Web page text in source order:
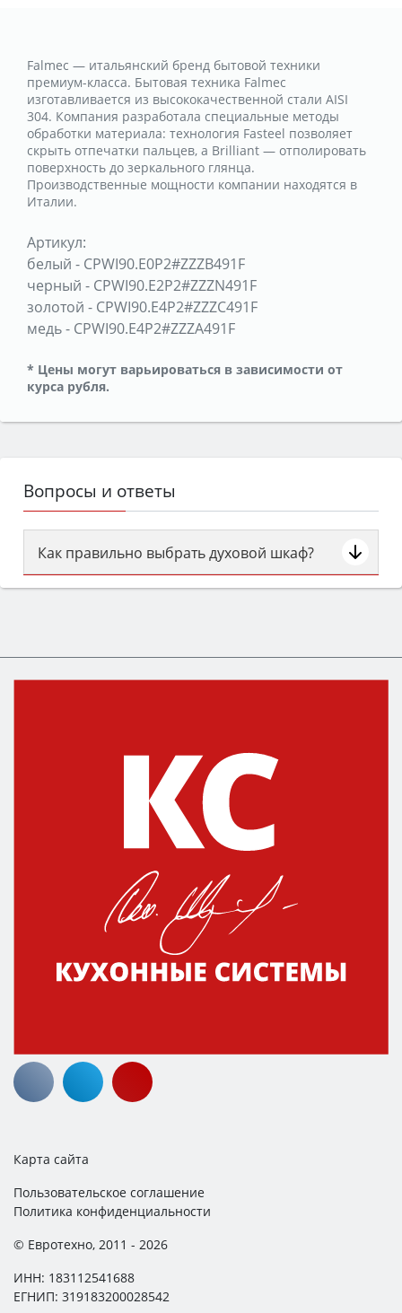
Falmec — итальянский бренд бытовой техники
премиум-класса. Бытовая техника Falmec
изготавливается из высококачественной стали AISI
304. Компания разработала специальные методы
обработки материала: технология Fasteel позволяет
скрыть отпечатки пальцев, а Brilliant — отполировать
поверхность до зеркального глянца.
Производственные мощности компании находятся в
Италии.
Артикул:
белый - CPWI90.E0P2#ZZZB491F
черный - CPWI90.E2P2#ZZZN491F
золотой - CPWI90.E4P2#ZZZC491F
медь- CPWI90.E4P2#ZZZA491F
* Цены могут варьироваться в зависимости от
курса рубля.
Вопросы и ответы
Как правильно выбрать духовой шкаф?
Сначала определитесь с типом (газовый или
класс энергопотребления не ниже A и нужные
Карта сайта
Пользовательское соглашение
Политика конфиденциальности
© Евротехно, 2011 - 2026
ИНН: 183112541688
ЕГНИП: 319183200028542